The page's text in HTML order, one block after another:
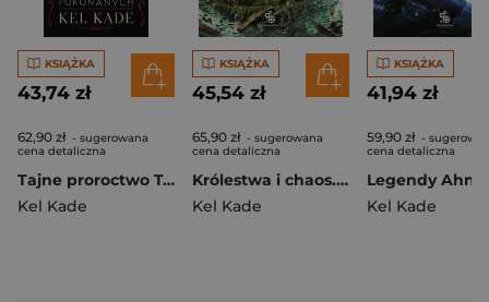
KSIĄŻKA
43,74 zł
62,90 zł - sugerowana
cena detaliczna
Tajne proroctwo Tom 1 Los pokonanych
Kel Kade
KSIĄŻKA
45,54 zł
65,90 zł - sugerowana
cena detaliczna
Królestwa i chaos. Kroniki Mroku. Tom 4
Kel Kade
KSIĄŻKA
41,94 zł
59,90 zł -
cena detaliczna
Kel Kade